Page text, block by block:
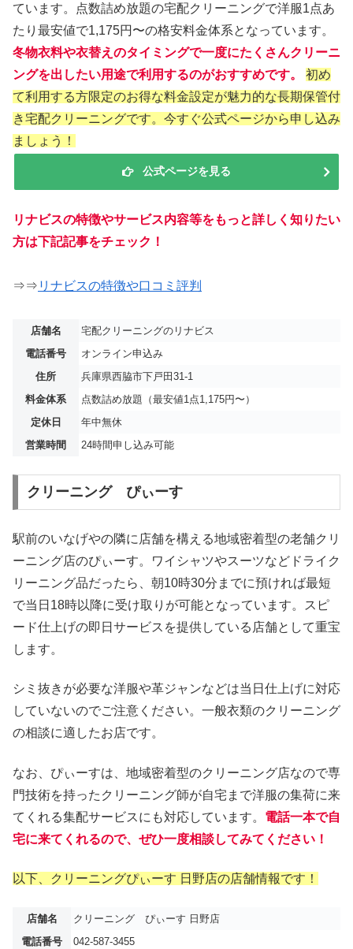
ています。点数詰め放題の宅配クリーニングで洋服1点あ
たり最安値で1,175円〜の格安料金体系となっています。
冬物衣料や衣替えのタイミングで一度にたくさんクリーニ
ングを出したい用途で利用するのがおすすめです。
初め
て利用する方限定のお得な料金設定が魅力的な長期保管付
き宅配クリーニングです。今すぐ公式ページから申し込み
ましょう！
公式ページを見る
リナビスの特徴やサービス内容等をもっと詳しく知りたい
方は下記記事をチェック！
⇒⇒ リナビスの特徴や口コミ評判
店舗名
宅配クリーニングのリナビス
電話番号
オンライン申込み
住所
兵庫県西脇市下戸田31-1
料金体系
点数詰め放題（最安値1点1,175円〜）
定休日
年中無休
営業時間
24時間申し込み可能
クリーニング ぴぃーす
駅前のいなげやの隣に店舗を構える地域密着型の老舗クリ
ーニング店のぴぃーす。ワイシャツやスーツなどドライク
リーニング品だったら、朝10時30分までに預ければ最短
で当日18時以降に受け取りが可能となっています。スピ
ード仕上げの即日サービスを提供している店舗として重宝
します。
シミ抜きが必要な洋服や革ジャンなどは当日仕上げに対応
していないのでご注意ください。一般衣類のクリーニング
の相談に適したお店です。
なお、ぴぃーすは、地域密着型のクリーニング店なので専
門技術を持ったクリーニング師が自宅まで洋服の集荷に来
てくれる集配サービスにも対応しています。 電話一本で自
宅に来てくれるので、ぜひ一度相談してみてください！
以下、クリーニングぴぃーす 日野店の店舗情報です！
店舗名
クリーニング ぴぃーす 日野店
電話番号
042-587-3455